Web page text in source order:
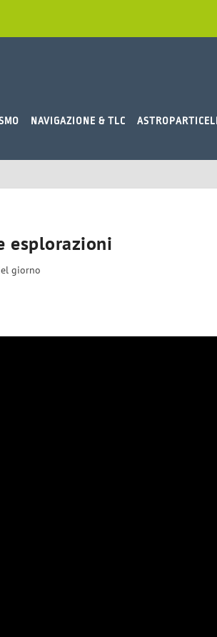
NAVIGAZIONE & TLC
esplorazioni
giorno